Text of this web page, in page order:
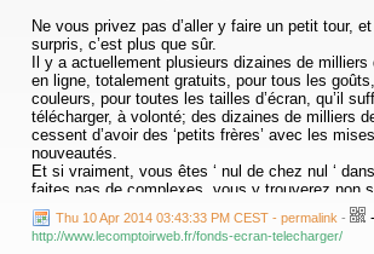
Ne vous privez pas d’aller y faire un petit tour,
surpris, c’est plus que sûr.
Il y a actuellement plusieurs dizaines de milliers
en ligne, totalement gratuits, pour tous les
couleurs, pour toutes les tailles d’écran, qu’il
télécharger, à volonté; des dizaines de milliers
cessent d’avoir des ‘petits frères’ avec les
nouveautés.
Et si vraiment, vous êtes ‘ nul de chez nul ‘
faites pas de complexes, vous y trouverez non
d’écran, mais également toutes les explications
à les installer en quelques clics de souris fort
ordinateur personnel.
Thu 10 Apr 2014 03:43:33 PM CEST - permalink - -
http://www.lecomptoirweb.fr/fonds-ecran-telecharger/